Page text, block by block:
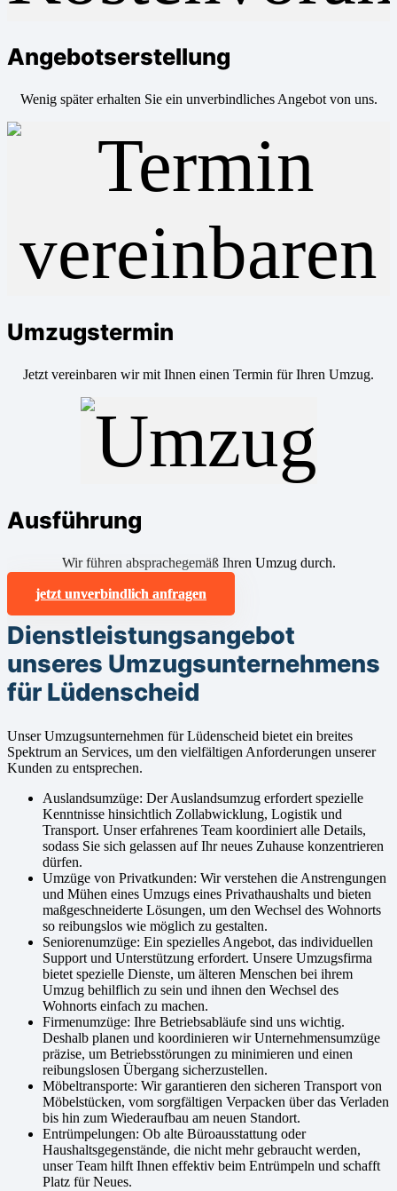
Angebotserstellung
Wenig später erhalten Sie ein unverbindliches Angebot von uns.
Umzugstermin
Jetzt vereinbaren wir mit Ihnen einen Termin für Ihren Umzug.
Ausführung
Wir führen absprachegemäß Ihren Umzug durch.
jetzt unverbindlich anfragen
Dienstleistungsangebot
unseres Umzugsunternehmens
für Lüdenscheid
Unser Umzugsunternehmen für Lüdenscheid bietet ein breites
Spektrum an Services, um den vielfältigen Anforderungen unserer
Kunden zu entsprechen.
Auslandsumzüge: Der Auslandsumzug erfordert spezielle
Kenntnisse hinsichtlich Zollabwicklung, Logistik und
Transport. Unser erfahrenes Team koordiniert alle Details,
sodass Sie sich gelassen auf Ihr neues Zuhause konzentrieren
dürfen.
Umzüge von Privatkunden: Wir verstehen die Anstrengungen
und Mühen eines Umzugs eines Privathaushalts und bieten
maßgeschneiderte Lösungen, um den Wechsel des Wohnorts
so reibungslos wie möglich zu gestalten.
Seniorenumzüge: Ein spezielles Angebot, das individuellen
Support und Unterstützung erfordert. Unsere Umzugsfirma
bietet spezielle Dienste, um älteren Menschen bei ihrem
Umzug behilflich zu sein und ihnen den Wechsel des
Wohnorts einfach zu machen.
Firmenumzüge: Ihre Betriebsabläufe sind uns wichtig.
Deshalb planen und koordinieren wir Unternehmensumzüge
präzise, um Betriebsstörungen zu minimieren und einen
reibungslosen Übergang sicherzustellen.
Möbeltransporte: Wir garantieren den sicheren Transport von
Möbelstücken, vom sorgfältigen Verpacken über das Verladen
bis hin zum Wiederaufbau am neuen Standort.
Entrümpelungen: Ob alte Büroausstattung oder
Haushaltsgegenstände, die nicht mehr gebraucht werden,
unser Team hilft Ihnen effektiv beim Entrümpeln und schafft
Platz für Neues.